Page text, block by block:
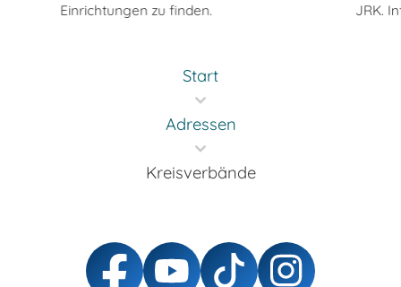
Einrichtungen zu finden.
JRK.
Start
Adressen
Kreisverbände